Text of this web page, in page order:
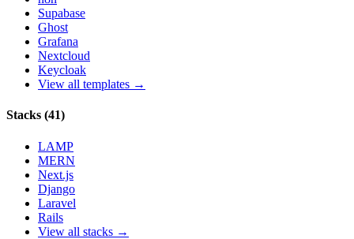
Supabase
Ghost
Grafana
Nextcloud
Keycloak
View all templates →
Stacks (41)
LAMP
MERN
Next.js
Django
Laravel
Rails
View all stacks →